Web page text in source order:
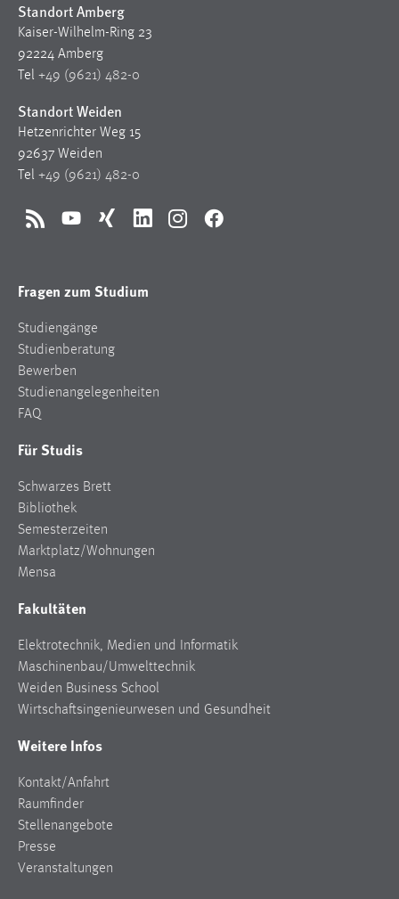
Standort Amberg
Kaiser-Wilhelm-Ring 23
92224 Amberg
Tel +49 (9621) 482-0
Standort Weiden
Hetzenrichter Weg 15
92637 Weiden
Tel +49 (9621) 482-0
RSS YouTubeXing LinkedInInstagramFacebook
Fragen zum Studium
Studiengänge
Studienberatung
Bewerben
Studienangelegenheiten
FAQ
Für Studis
Schwarzes Brett
Bibliothek
Semesterzeiten
Marktplatz/Wohnungen
Mensa
Fakultäten
Elektrotechnik, Medien und Informatik
Maschinenbau/Umwelttechnik
Weiden Business School
Wirtschaftsingenieurwesen und Gesundheit
Weitere Infos
Kontakt/Anfahrt
Raumfinder
Stellenangebote
Presse
Veranstaltungen